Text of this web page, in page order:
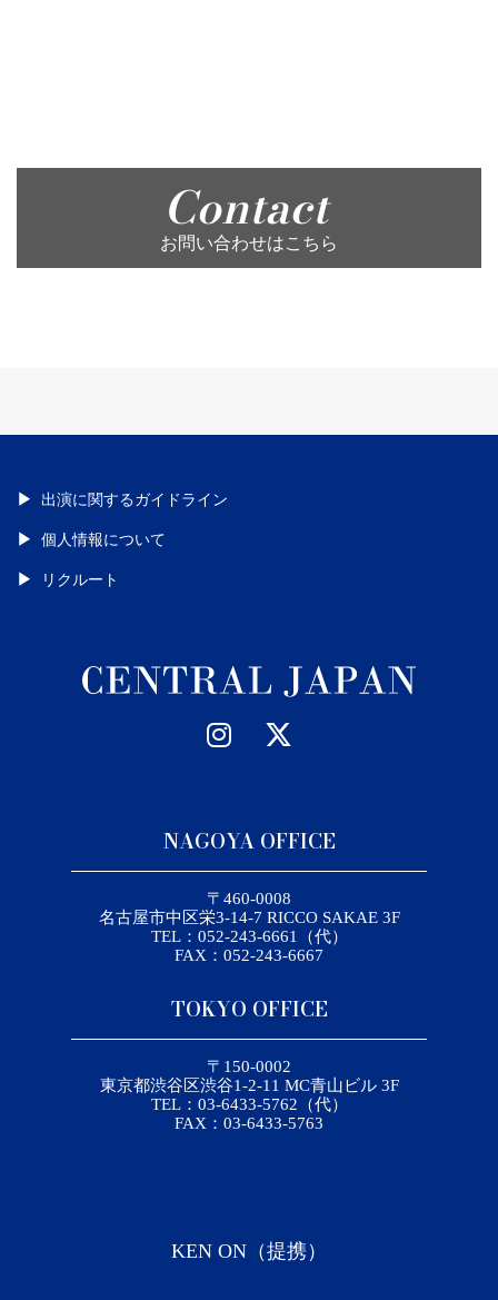
Contact
お問い合わせはこちら
出演に関するガイドライン
個人情報について
リクルート
NAGOYA OFFICE
〒460-0008
名古屋市中区栄3-14-7 RICCO SAKAE 3F
TEL：052-243-6661（代）
FAX：052-243-6667
TOKYO OFFICE
〒150-0002
東京都渋谷区渋谷1-2-11 MC青山ビル 3F
TEL：03-6433-5762（代）
FAX：03-6433-5763
KEN ON（提携）